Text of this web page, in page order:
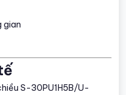
gian
S-30PU1H5B/U-